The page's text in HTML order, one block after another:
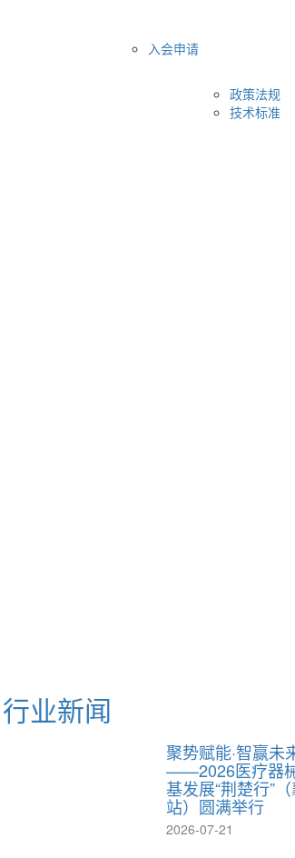
入会申请
政策法规
技术标准
行业新闻
聚势赋能·智赢未
——2026医疗器
基发展“荆楚行”
站）圆满举行
2026-07-21